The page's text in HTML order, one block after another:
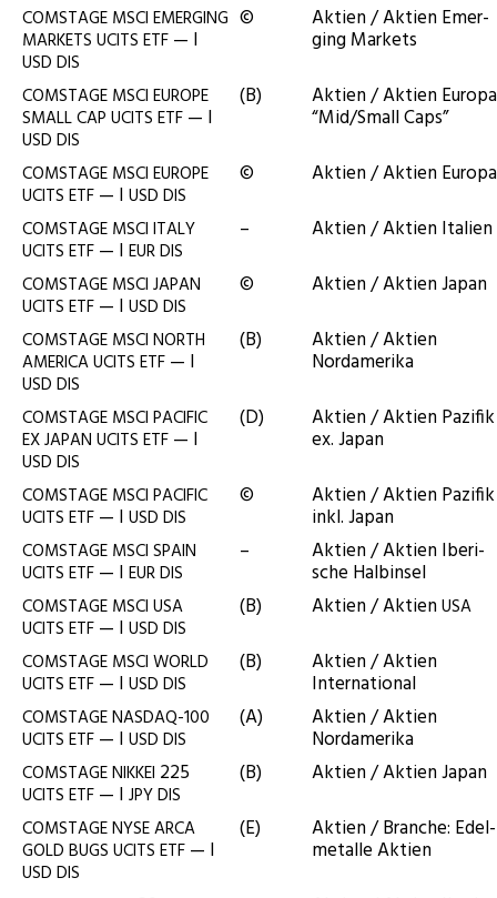
COMSTAGE MSCI EMERGING
MARKETS UCITS ETF — I
USD DIS
© Akti­en / Akti­en Emer­
ging Markets
COMSTAGE MSCI EUROPE
SMALLCAP UCITS ETF — I
USD DIS
(B) Akti­en / Akti­en Euro­pa
“Mid/Small Caps”
COMSTAGE MSCI EUROPE
UCITS ETF — I USD DIS
© Akti­en / Akti­en Europa
COMSTAGE MSCI ITALY
UCITS ETF — I EURDIS
– Akti­en / Akti­en Italien
COMSTAGE MSCI JAPAN
UCITS ETF — I USD DIS
© Akti­en / Akti­en Japan
COMSTAGE MSCI NORTH
AMERICAUCITS ETF — I
USD DIS
(B) Akti­en / Akti­en
Nordamerika
COMSTAGE MSCI PACIFIC
EXJAPAN UCITS ETF — I
USD DIS
(D) Akti­en / Akti­en Pazi­fik
ex. Japan
COMSTAGE MSCI PACIFIC
UCITS ETF — I USD DIS
© Akti­en / Akti­en Pazi­fik
inkl. Japan
COMSTAGE MSCI SPAIN
UCITS ETF — I EURDIS
– Akti­en / Akti­en Ibe­ri­
sche Halbinsel
COMSTAGE MSCI USA
UCITS ETF — I USD DIS
(B) Akti­en / Akti­enUSA
COMSTAGE MSCI WORLD
UCITS ETF — I USD DIS
(B) Akti­en / Akti­en
International
COMSTAGENASDAQ-100
UCITS ETF — I USD DIS
(A) Akti­en / Akti­en
Nordamerika
COMSTAGENIKKEI 225
UCITS ETF — I JPYDIS
(B) Akti­en / Akti­en Japan
COMSTAGENYSEARCA
GOLD BUGS UCITS ETF — I
USD DIS
(E) Akti­en / Bran­che: Edel­
me­tal­le Aktien